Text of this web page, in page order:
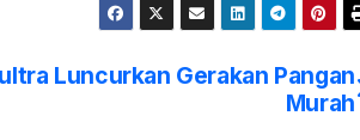
Luncurkan Gerakan Pangan
Murah